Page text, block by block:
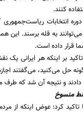
کنند.
انتخابات
به قله برسند.
قرار داده است.
تاکید بر اینکه هر ایرانی
آن شد که طرف مقابل از توافق خارج شد و
منسوخ
کرد: عوض اینکه از